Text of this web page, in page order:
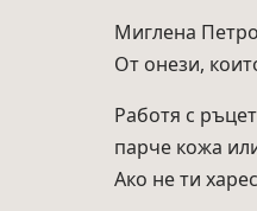
Миглена
От онези,
Работя с
парче кожа
Ако не ти